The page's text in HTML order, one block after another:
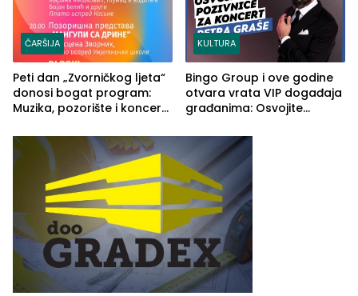
ČARŠIJA
Peti dan „Zvorničkog ljeta“
donosi bogat program:
Muzika, pozorište i koncert
KULTURA
Bingo Group i ove godine
otvara vrata VIP događaja
građanima: Osvojite
Graše